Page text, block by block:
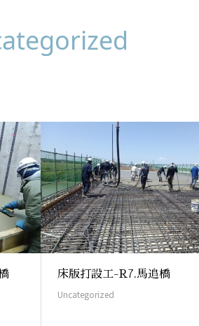
床版打設工-R7.馬追橋
Uncategorized